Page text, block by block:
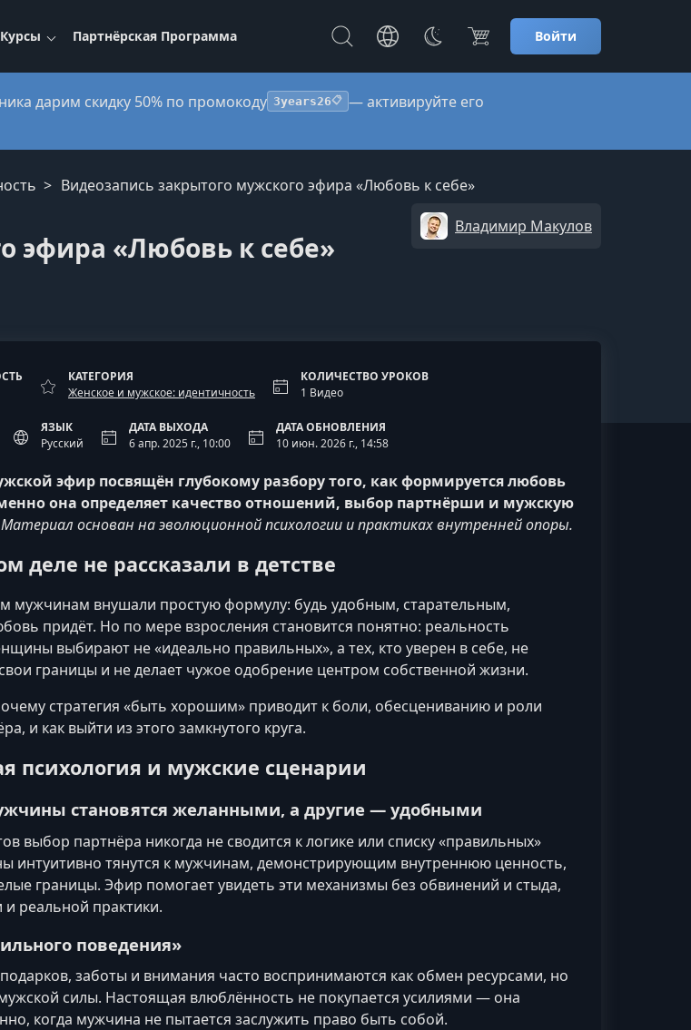
Курсы Партнёрская Программа Войти
дарим скидку 50% по промокоду 3years26📋 — активируйте его
Видеозапись закрытого мужского эфира «Любовь к себе»
эфира «Любовь к себе»
Владимир Макулов
КАТЕГОРИЯ
Женское и мужское: идентичность
КОЛИЧЕСТВО УРОКОВ
1 Видео
ЯЗЫК
Русский
ДАТА ВЫХОДА
6 апр. 2025 г., 10:00
ДАТА ОБНОВЛЕНИЯ
10 июн. 2026 г., 14:58
эфир посвящён глубокому разбору того, как формируется любовь
она определяет качество отношений, выбор партнёрши и мужскую
Материал основан на эволюционной психологии и практиках внутренней опоры.
деле не рассказали в детстве
мужчинам внушали простую формулу: будь удобным, старательным,
придёт. Но по мере взросления становится понятно: реальность
выбирают не «идеально правильных», а тех, кто уверен в себе, не
границы и не делает чужое одобрение центром собственной жизни.
стратегия «быть хорошим» приводит к боли, обесцениванию и роли
и как выйти из этого замкнутого круга.
психология и мужские сценарии
становятся желанными, а другие — удобными
выбор партнёра никогда не сводится к логике или списку «правильных»
интуитивно тянутся к мужчинам, демонстрирующим внутреннюю ценность,
границы. Эфир помогает увидеть эти механизмы без обвинений и стыда,
и реальной практики.
поведения»
заботы и внимания часто воспринимаются как обмен ресурсами, но
силы. Настоящая влюблённость не покупается усилиями — она
когда мужчина не пытается заслужить право быть собой.